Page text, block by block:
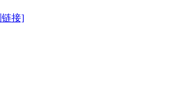
链接]